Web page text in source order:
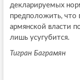
декларируемых
предположить, что
армянской власти
лишь усугубится.
Тигран Баграмян